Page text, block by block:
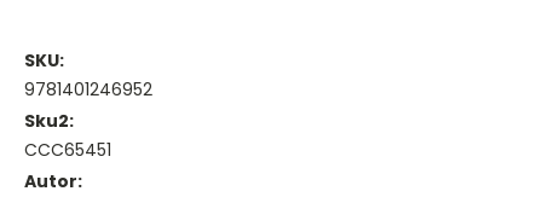
SKU:
9781401246952
Sku2:
CCC65451
Autor: